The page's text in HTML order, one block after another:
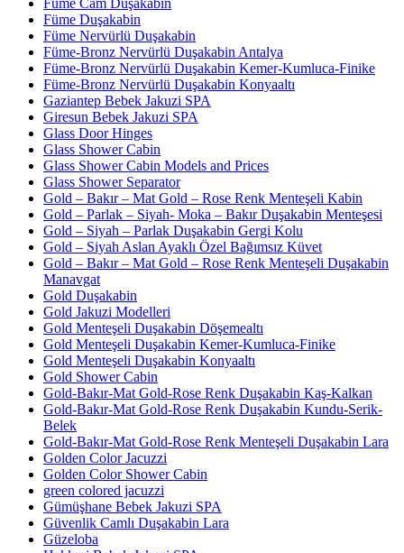
Füme Cam Duşakabin
Füme Duşakabin
Füme Nervürlü Duşakabin
Füme-Bronz Nervürlü Duşakabin Antalya
Füme-Bronz Nervürlü Duşakabin Kemer-Kumluca-Finike
Füme-Bronz Nervürlü Duşakabin Konyaaltı
Gaziantep Bebek Jakuzi SPA
Giresun Bebek Jakuzi SPA
Glass Door Hinges
Glass Shower Cabin
Glass Shower Cabin Models and Prices
Glass Shower Separator
Gold – Bakır – Mat Gold – Rose Renk Menteşeli Kabin
Gold – Parlak – Siyah- Moka – Bakır Duşakabin Menteşesi
Gold – Siyah – Parlak Duşakabin Gergi Kolu
Gold – Siyah Aslan Ayaklı Özel Bağımsız Küvet
Gold – Bakır – Mat Gold – Rose Renk Menteşeli Duşakabin
Manavgat
Gold Duşakabin
Gold Jakuzi Modelleri
Gold Menteşeli Duşakabin Döşemealtı
Gold Menteşeli Duşakabin Kemer-Kumluca-Finike
Gold Menteşeli Duşakabin Konyaaltı
Gold Shower Cabin
Gold-Bakır-Mat Gold-Rose Renk Duşakabin Kaş-Kalkan
Gold-Bakır-Mat Gold-Rose Renk Duşakabin Kundu-Serik-
Belek
Gold-Bakır-Mat Gold-Rose Renk Menteşeli Duşakabin Lara
Golden Color Jacuzzi
Golden Color Shower Cabin
green colored jacuzzi
Gümüşhane Bebek Jakuzi SPA
Güvenlik Camlı Duşakabin Lara
Güzeloba